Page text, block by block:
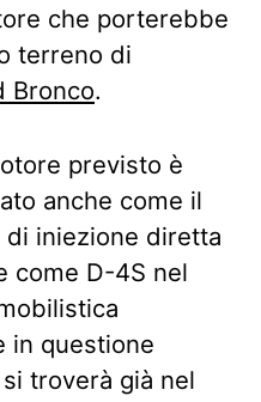
che porterebbe
terreno di
Bronco.
previsto è
anche come il
iniezione diretta
come D-4S nel
in questione
troverà già nel